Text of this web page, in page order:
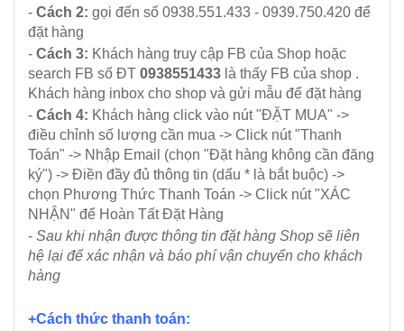
- Cách 2: gọi đến số 0938.551.433 - 0939.750.420 để
đặt hàng
- Cách 3: Khách hàng truy cập FB của Shop hoặc
search FB số ĐT 0938551433 là thấy FB của shop .
Khách hàng inbox cho shop và gửi mẫu để đặt hàng
- Cách 4: Khách hàng click vào nút "ĐẶT MUA" ->
điều chỉnh số lượng cần mua -> Click nút "Thanh
Toán" -> Nhập Email (chọn "Đặt hàng không cần đăng
ký") -> Điền đầy đủ thông tin (dấu * là bắt buộc) ->
chọn Phương Thức Thanh Toán -> Click nút "XÁC
NHẬN" để Hoàn Tất Đặt Hàng
- Sau khi nhận được thông tin đặt hàng Shop sẽ liên
hệ lại để xác nhận và báo phí vận chuyển cho khách
hàng
+Cách thức thanh toán: